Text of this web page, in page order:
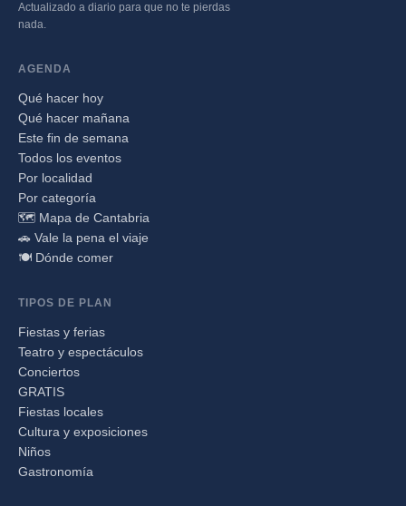
Actualizado a diario para que no te pierdas
nada.
AGENDA
Qué hacer hoy
Qué hacer mañana
Este fin de semana
Todos los eventos
Por localidad
Por categoría
🗺️ Mapa de Cantabria
🚗 Vale la pena el viaje
🍽️ Dónde comer
TIPOS DE PLAN
Fiestas y ferias
Teatro y espectáculos
Conciertos
GRATIS
Fiestas locales
Cultura y exposiciones
Niños
Gastronomía